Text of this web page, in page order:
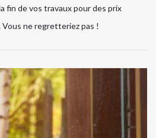
fin de vos travaux pour des prix
ne regretteriez pas !